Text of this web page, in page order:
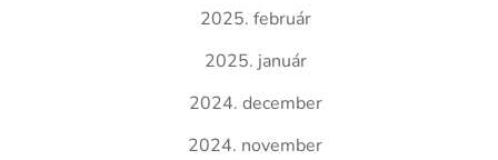
2025. február
2025. január
2024. december
2024. november